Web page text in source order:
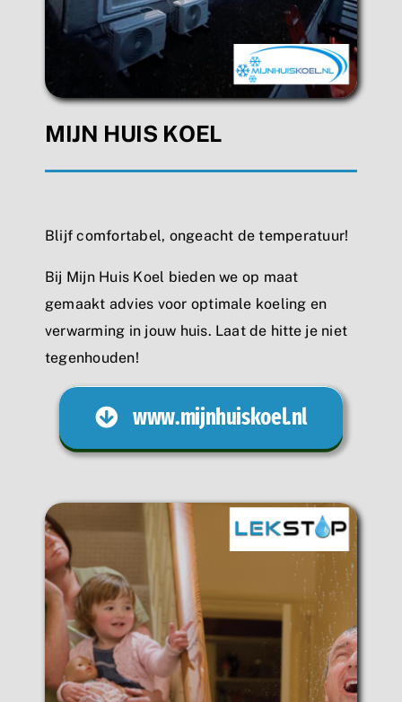
MIJN HUIS KOEL
Blijf comfortabel, ongeacht de temperatuur!
Bij Mijn Huis Koel bieden we op maat
gemaakt advies voor optimale koeling en
verwarming in jouw huis. Laat de hitte je niet
tegenhouden!
www.mijnhuiskoel.nl